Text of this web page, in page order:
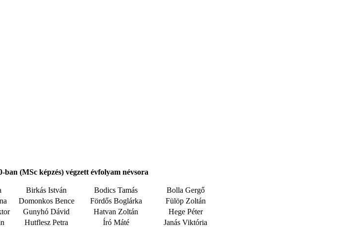
ban (MSc képzés) végzett évfolyam névsora
Birkás István Bodics Tamás
Bolla Gergő
Domonkos Bence Fördős Boglárka
Fülöp Zoltán
Gunyhó Dávid Hatvan Zoltán
Hege Péter
Hutflesz Petra Író Máté
Janás Viktória